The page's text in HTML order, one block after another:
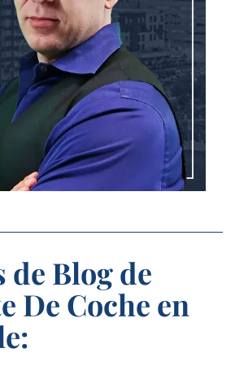
Blog de
De Coche en